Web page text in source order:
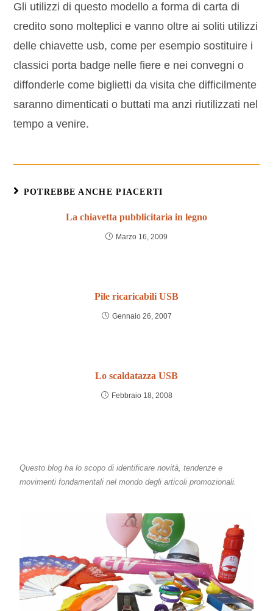
Gli utilizzi di questo modello a forma di carta di
credito sono molteplici e vanno oltre ai soliti utilizzi
delle chiavette usb, come per esempio sostituire i
classici porta badge nelle fiere e nei convegni o
diffonderle come biglietti da visita che difficilmente
saranno dimenticati o buttati ma anzi riutilizzati nel
tempo a venire.
POTREBBE ANCHE PIACERTI
La chiavetta pubblicitaria in legno
Marzo 16, 2009
Pile ricaricabili USB
Gennaio 26, 2007
Lo scaldatazza USB
Febbraio 18, 2008
Questo blog ha lo scopo di identificare novità, tendenze e
movimenti fondamentali nel mondo degli articoli promozionali.